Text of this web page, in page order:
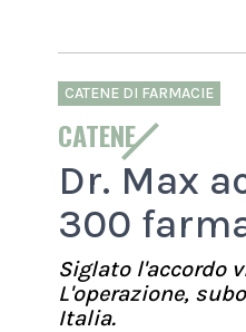
CATENE DI FARMACIE
CATENE
Dr. Max
300
Siglato l'accordo
L'operazione,
Italia.